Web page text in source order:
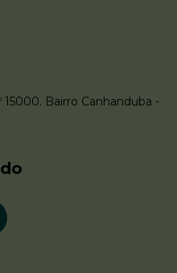
15000. Bairro Canhanduba -